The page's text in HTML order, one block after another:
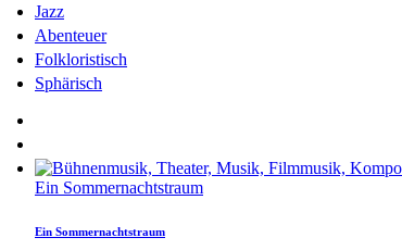
Jazz
Abenteuer
Folkloristisch
Sphärisch
Ein Sommernachtstraum
Ein Sommernachtstraum